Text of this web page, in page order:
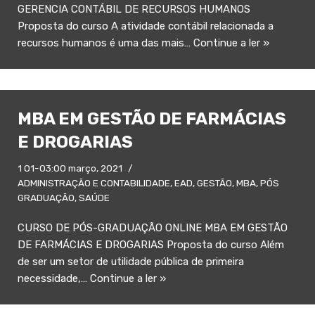
GERENCIA CONTÁBIL DE RECURSOS HUMANOS
Proposta do curso A atividade contábil relacionada a
recursos humanos é uma das mais… Continue a ler »
MBA EM GESTÃO DE FARMÁCIAS
E DROGARIAS
1 01-03:00 março, 2021
ADMINISTRAÇÃO E CONTABILIDADE,EAD,GESTÃO,MBA,PÓS
GRADUAÇÃO,SAÚDE
CURSO DE PÓS-GRADUAÇÃO ONLINE MBA EM GESTÃO
DE FARMÁCIAS E DROGARIAS Proposta do curso Além
de ser um setor de utilidade pública de primeira
necessidade,… Continue a ler »